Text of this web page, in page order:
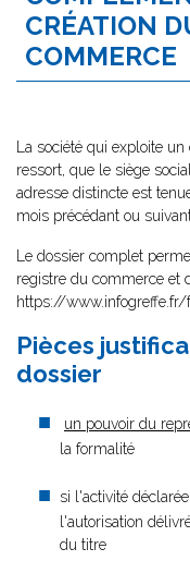
CRÉATION
COMMERCE
La société qui exploite
ressort, que le siège
adresse distincte est
mois précédant ou
Le dossier complet
registre du commerce et
https://
Pièces
dossier
un pouvoir du
la formalité
si l'activité
l'autorisation
du titre